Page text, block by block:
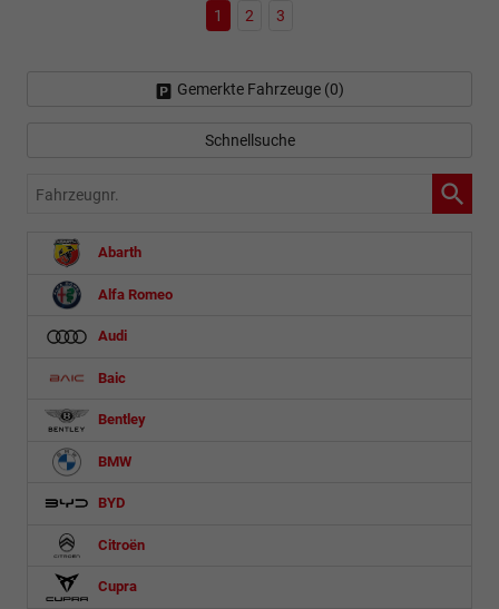
1 2 3
Gemerkte Fahrzeuge (0)
Schnellsuche
Fahrzeugnr.
Abarth
Alfa Romeo
Audi
Baic
Bentley
BMW
BYD
Citroën
Cupra